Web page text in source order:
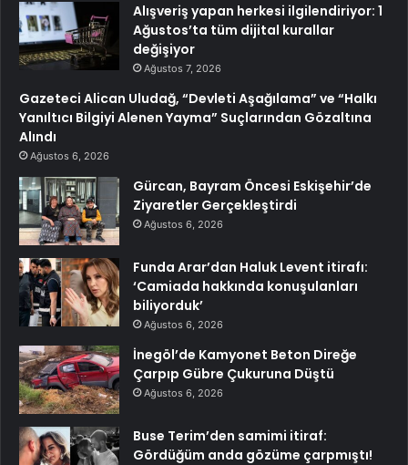
Alışveriş yapan herkesi ilgilendiriyor: 1
Ağustos’ta tüm dijital kurallar
değişiyor
Ağustos 7, 2026
Gazeteci Alican Uludağ, “Devleti Aşağılama” ve “Halkı
Yanıltıcı Bilgiyi Alenen Yayma” Suçlarından Gözaltına
Alındı
Ağustos 6, 2026
Gürcan, Bayram Öncesi Eskişehir’de
Ziyaretler Gerçekleştirdi
Ağustos 6, 2026
Funda Arar’dan Haluk Levent itirafı:
‘Camiada hakkında konuşulanları
biliyorduk’
Ağustos 6, 2026
İnegöl’de Kamyonet Beton Direğe
Çarpıp Gübre Çukuruna Düştü
Ağustos 6, 2026
Buse Terim’den samimi itiraf:
Gördüğüm anda gözüme çarpmıştı!